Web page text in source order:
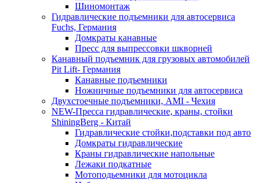
Шиномонтаж
Гидравлические подъемники для автосервиса
Fuchs, Германия
Домкраты канавные
Пресс для выпрессовки шкворней
Канавный подъемник для грузовых автомобилей
Pit Lift- Германия
Канавные подъемники
Ножничные подъемники для автосервиса
Двухстоечные подъемники, АМІ - Чехия
NEW-Пресса гидравлические, краны, стойки
ShiningBerg - Китай
Гидравлические стойки,подставки под авто
Домкраты гидравлические
Краны гидравлические напольные
Лежаки подкатные
Мотоподьемники для мотоцикла